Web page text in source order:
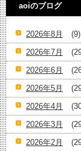
aoiのブログ
2026年8月
(9)
2026年7月
2026年6月
2026年5月
2026年4月
2026年3月
2026年2月